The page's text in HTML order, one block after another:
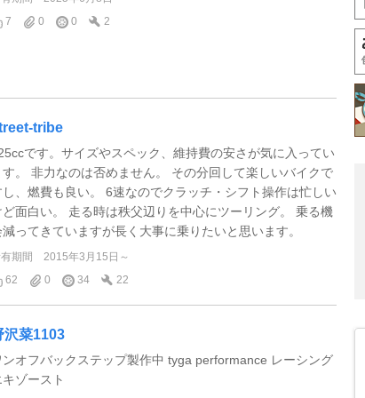
7
0 0 2
tribe
です。サイズやスペック、維持費の安さが気に入ってい
す。 非力なのは否めません。 その分回して楽しいバイクで
し、燃費も良い。 6速なのでクラッチ・シフト操作は忙しい
ど面白い。 走る時は秩父辺りを中心にツーリング。 乗る機
減ってきていますが長く大事に乗りたいと思います。
期間
2015年3月15日～
62
0 34 22
沢菜1103
ンオフバックステップ製作中 tyga performance レーシング
ゾースト